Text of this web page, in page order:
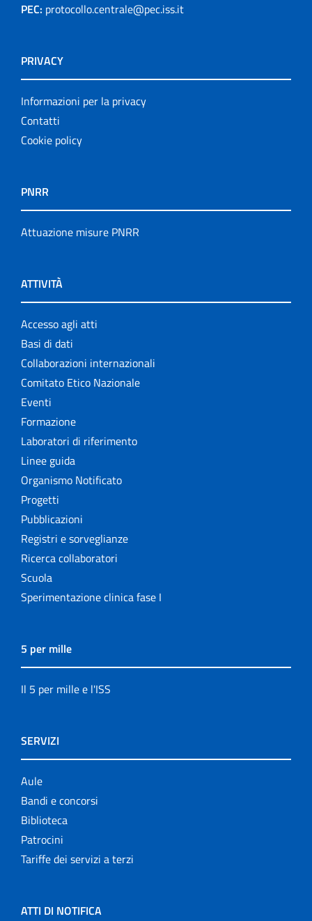
PEC: protocollo.centrale@pec.iss.it
PRIVACY
Informazioni per la privacy
Contatti
Cookie policy
PNRR
Attuazione misure PNRR
ATTIVITÀ
Accesso agli atti
Basi di dati
Collaborazioni internazionali
Comitato Etico Nazionale
Eventi
Formazione
Laboratori di riferimento
Linee guida
Organismo Notificato
Progetti
Pubblicazioni
Registri e sorveglianze
Ricerca collaboratori
Scuola
Sperimentazione clinica fase I
5 per mille
Il 5 per mille e l'ISS
SERVIZI
Aule
Bandi e concorsi
Biblioteca
Patrocini
Tariffe dei servizi a terzi
ATTI DI NOTIFICA